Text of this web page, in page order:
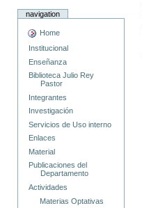
navigation
Home
Institucional
Enseñanza
Biblioteca Julio Rey
Pastor
Integrantes
Investigación
Servicios de Uso interno
Enlaces
Material
Publicaciones del
Departamento
Actividades
Materias Optativas